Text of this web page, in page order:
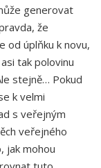
generovat
že
od úplňku k novu,
tak polovinu
stejně… Pokud
k velmi
s veřejným
veřejného
jak mohou